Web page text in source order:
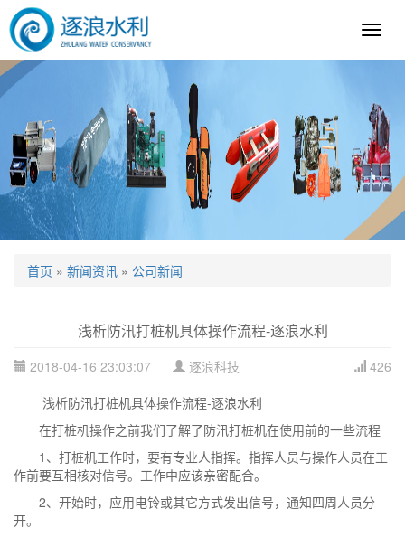
逐
首页 » 新闻资讯 » 公司新闻
浅析防汛打桩机具体操作流程-逐浪水利
426
2018-04-16 23:03:07
逐浪科技
浅析防汛打桩机具体操作流程-逐浪水利
在打桩机操作之前我们了解了防汛打桩机在使用前的一些流程
1、打桩机工作时，要有专业人指挥。指挥人员与操作人员在工
作前要互相核对信号。工作中应该亲密配合。
2、开始时，应用电铃或其它方式发出信号，通知四周人员分
开。